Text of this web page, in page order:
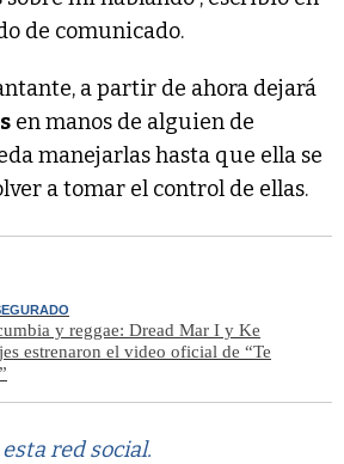
de comunicado.
a partir de ahora dejará
en manos de alguien de
manejarlas hasta que ella se
a tomar el control de ellas.
y reggae: Dread Mar I y Ke
estrenaron el video oficial de “Te
red social.